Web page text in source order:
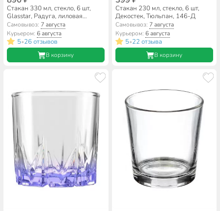
Стакан 330 мл, стекло, 6 шт,
Glasstar, Радуга, лиловая
дымка, RNLD_9369_3
Самовывоз: 7 августа
Курьером:6 августа
5•26 отзывов
В корзину
Стакан 230 мл, стекло, 6 шт,
Декостек, Тюльпан, 146-Д
Самовывоз: 7 августа
Курьером: 6 августа
5•22 отзыва
В корзину